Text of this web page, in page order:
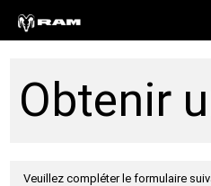
Obtenir
Veuillez compléter le formulaire